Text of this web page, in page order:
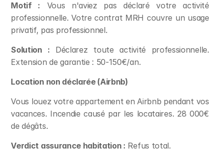
Motif : Vous n'aviez pas déclaré votre activité
professionnelle. Votre contrat MRH couvre un usage
privatif, pas professionnel.
Solution : Déclarez toute activité professionnelle.
Extension de garantie : 50-150€/an.
Location non déclarée (Airbnb)
Vous louez votre appartement en Airbnb pendant vos
vacances. Incendie causé par les locataires. 28 000€
de dégâts.
Verdict assurance habitation : Refus total.